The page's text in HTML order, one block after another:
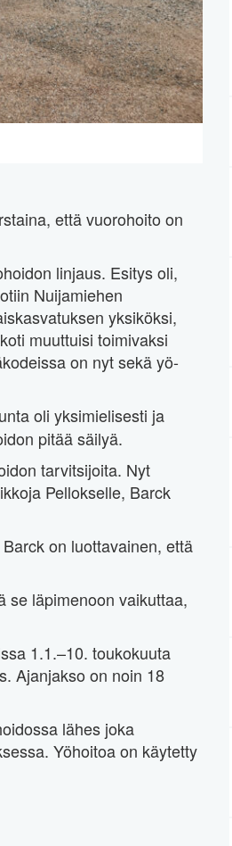
että vuorohoito on
linjaus. Esitys oli,
Nuijamiehen
yksiköksi,
muuttuisi toimivaksi
on nyt sekä yö-
oli yksimielisesti ja
pitää säilyä.
tarvitsijoita. Nyt
Pellokselle, Barck
on luottavainen, että
se läpimenoon vaikuttaa,
1.1.–10. toukokuuta
Ajanjakso on noin 18
lähes joka
Yöhoitoa on käytetty